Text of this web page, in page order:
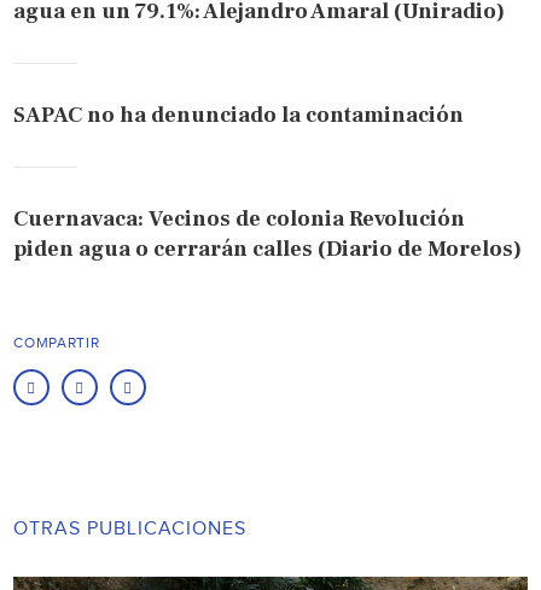
agua en un 79.1%: Alejandro Amaral (Uniradio)
SAPAC no ha denunciado la contaminación
Cuernavaca: Vecinos de colonia Revolución
piden agua o cerrarán calles (Diario de Morelos)
COMPARTIR
OTRAS PUBLICACIONES